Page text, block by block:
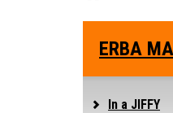
ERBA
In a JIFFY